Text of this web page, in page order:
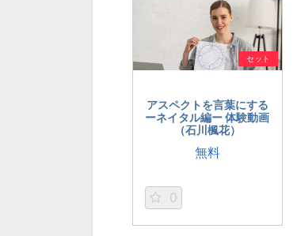
セット
アスペクトを言葉にする
ーネイタル編ー 体験動画
（石川楓花）
無料
0